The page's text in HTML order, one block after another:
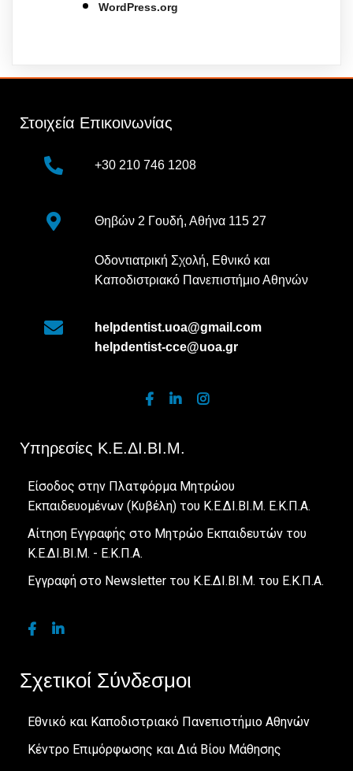
WordPress.org
Στοιχεία Επικοινωνίας
+30 210 746 1208
Θηβών 2 Γουδή, Αθήνα 115 27
Οδοντιατρική Σχολή, Εθνικό και
Καποδιστριακό Πανεπιστήμιο Αθηνών
helpdentist.uoa@gmail.com
helpdentist-cce@uoa.gr
Υπηρεσίες Κ.Ε.ΔΙ.ΒΙ.Μ.
Είσοδος στην Πλατφόρμα Μητρώου
Εκπαιδευομένων (Κυβέλη) του Κ.Ε.ΔΙ.ΒΙ.Μ. Ε.Κ.Π.Α.
Αίτηση Εγγραφής στο Μητρώο Εκπαιδευτών του
Κ.Ε.ΔΙ.ΒΙ.Μ. - Ε.Κ.Π.Α.
Εγγραφή στο Newsletter του Κ.Ε.ΔΙ.ΒΙ.Μ. του Ε.Κ.Π.Α.
Σχετικοί Σύνδεσμοι
Εθνικό και Καποδιστριακό Πανεπιστήμιο Αθηνών
Κέντρο Επιμόρφωσης και Διά Βίου Μάθησης